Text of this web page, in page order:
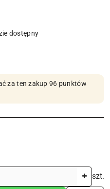
dostępny
za ten zakup 96 punktów
szt.